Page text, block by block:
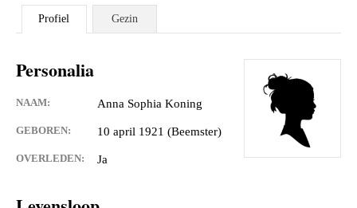
Profiel Gezin
Personalia
NAAM: Anna Sophia Koning
GEBOREN: 10 april 1921 (Beemster)
OVERLEDEN: Ja